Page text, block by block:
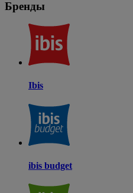
Бренды
Ibis
ibis budget